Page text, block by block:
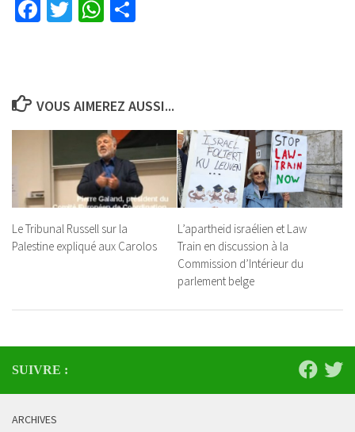
Facebook
TwitterWhatsApp
VOUS AIMEREZ AUSSI...
Le Tribunal Russell sur la
Palestine expliqué aux Carolos
L’apartheid israélien et Law
Train en discussion à la
Commission d’Intérieur du
parlement belge
SUIVRE :
ARCHIVES